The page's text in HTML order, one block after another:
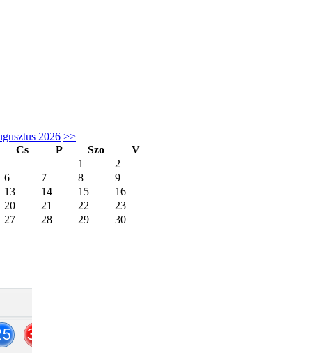
2026 >>
Cs P Szo
V
1
2
6 7 8
9
13 14 15
16
20 21 22
23
27 28 29
30